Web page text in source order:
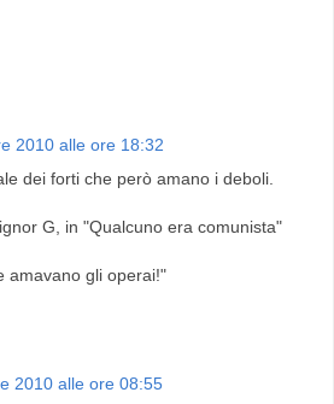
2010 alle ore 18:32
dei forti che però amano i deboli.
G, in "Qualcuno era comunista"
amavano gli operai!"
2010 alle ore 08:55